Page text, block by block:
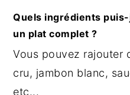
Quels ingrédients
un plat complet ?
Vous pouvez rajouter
cru, jambon blanc,
etc...